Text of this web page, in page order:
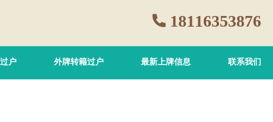
18116353876
户 外牌转籍过户 最新上牌信息 联系我们